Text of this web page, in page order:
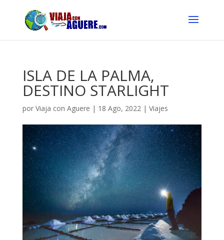
ISLA DE LA PALMA,
DESTINO STARLIGHT
por Viaja con Aguere | 18 Ago, 2022| Viajes